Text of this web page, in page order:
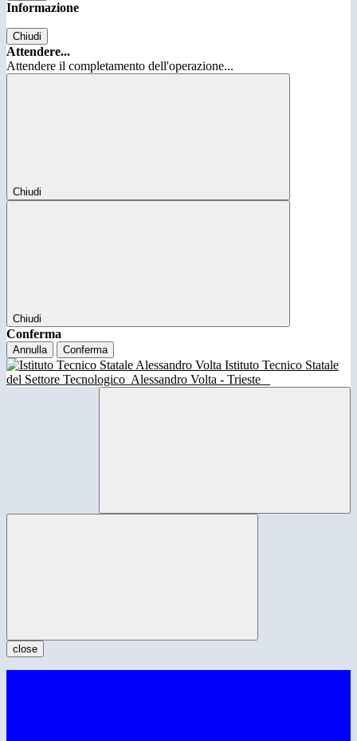
Informazione
Chiudi
Attendere...
Attendere il completamento dell'operazione...
Chiudi
Chiudi
Conferma
Annulla Conferma
Istituto Tecnico Statale
del Settore Tecnologico Alessandro Volta - Trieste
close